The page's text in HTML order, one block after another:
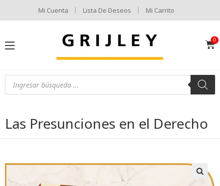
Mi Cuenta Lista De Deseos Mi Carrito
Las Presunciones en el Derecho